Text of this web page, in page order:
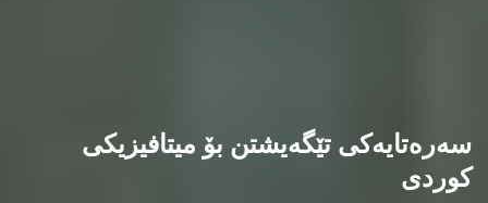
سەرەتایەکی تێگەیشتن بۆ میتافیزیکی
کوردی